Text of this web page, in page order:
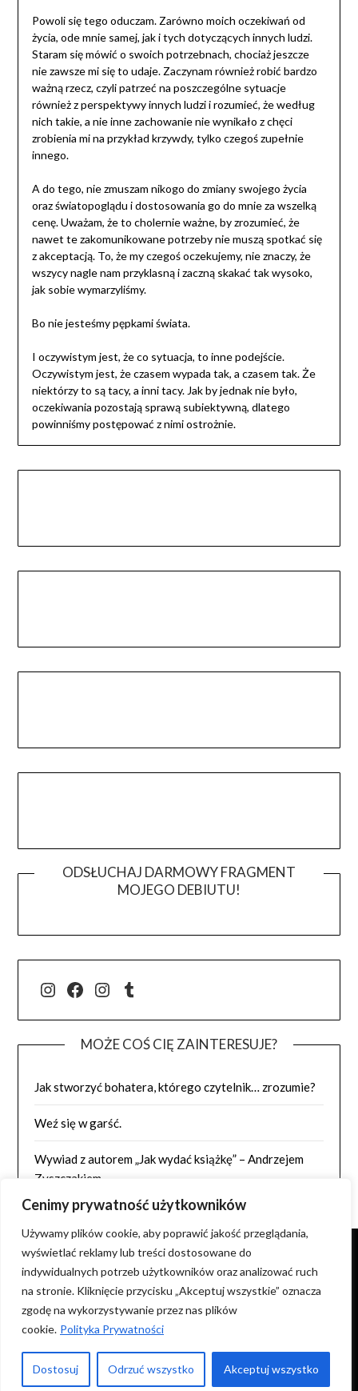
Cenimy prywatność użytkowników
Używamy plików cookie, aby poprawić jakość przeglądania,
wyświetlać reklamy lub treści dostosowane do
indywidualnych potrzeb użytkowników oraz analizować ruch
na stronie. Kliknięcie przycisku „Akceptuj wszystkie” oznacza
zgodę na wykorzystywanie przez nas plików
cookie. Polityka Prywatności
Dostosuj Odrzuć wszystko Akceptuj wszystko
Powoli się tego oduczam. Zarówno moich oczekiwań od
życia, ode mnie samej, jak i tych dotyczących innych ludzi.
Staram się mówić o swoich potrzebnach, chociaż jeszcze
nie zawsze mi się to udaje. Zaczynam również robić bardzo
ważną rzecz, czyli patrzeć na poszczególne sytuacje
również z perspektywy innych ludzi i rozumieć, że według
nich takie, a nie inne zachowanie nie wynikało z chęci
zrobienia mi na przykład krzywdy, tylko czegoś zupełnie
innego.
A do tego, nie zmuszam nikogo do zmiany swojego życia
oraz światopoglądu i dostosowania go do mnie za wszelką
cenę. Uważam, że to cholernie ważne, by zrozumieć, że
nawet te zakomunikowane potrzeby nie muszą spotkać się
z akceptacją. To, że my czegoś oczekujemy, nie znaczy, że
wszycy nagle nam przyklasną i zaczną skakać tak wysoko,
jak sobie wymarzyliśmy.
Bo nie jesteśmy pępkami świata.
I oczywistym jest, że co sytuacja, to inne podejście.
Oczywistym jest, że czasem wypada tak, a czasem tak. Że
niektórzy to są tacy, a inni tacy. Jak by jednak nie było,
oczekiwania pozostają sprawą subiektywną, dlatego
powinniśmy postępować z nimi ostrożnie.
ODSŁUCHAJ DARMOWY FRAGMENT
MOJEGO DEBIUTU!
@j.luszynska
Facebook
@pisadlo_luszynska
Tumblr
MOŻE COŚ CIĘ ZAINTERESUJE?
Jak stworzyć bohatera, którego czytelnik… zrozumie?
Weź się w garść.
Wywiad z autorem „Jak wydać książkę” – Andrzejem
Zyszczakiem
NIE WYRAŻAM ZGODY NA KOPIOWANIE ZDJĘĆ I TREŚCI
ORAZ WYKORZYSTYWANIE ICH NA INNYCH STRONACH.
© 2026 Pisadło| Powered byMinimalist BlogWordPress